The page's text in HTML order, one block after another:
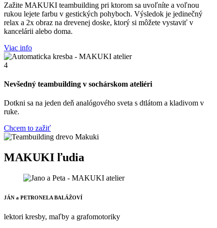
Zažite MAKUKI teambuilding pri ktorom sa uvoľníte a voľnou
rukou lejete farbu v gestických pohyboch. Výsledok je jedinečný
relax a 2x obraz na drevenej doske, ktorý si môžete vystaviť v
kancelárii alebo doma.
Viac info
4
Nevšedný teambuilding v sochárskom ateliéri
Dotkni sa na jeden deň analógového sveta s dtlátom a kladivom v
ruke.
Chcem to zažiť
MAKUKI ľudia
JÁN a PETRONELA BALÁŽOVÍ
lektori kresby, maľby a grafomotoriky